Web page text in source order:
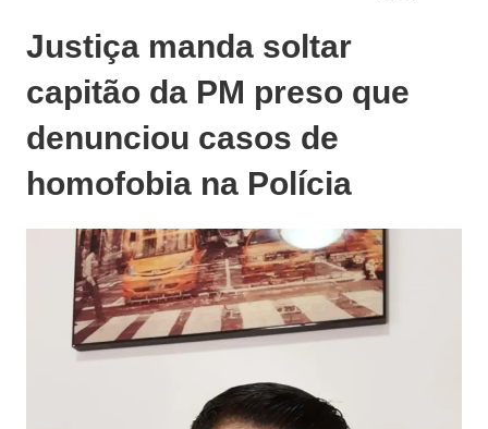
Justiça manda soltar
capitão da PM preso que
denunciou casos de
homofobia na Polícia